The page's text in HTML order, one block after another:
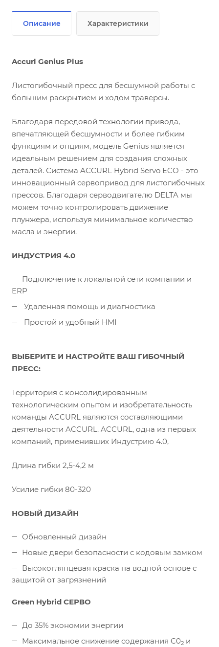
Описание Характеристики
Accurl Genius Plus
Листогибочный пресс для бесшумной работы с
большим раскрытием и ходом траверсы.
Благодаря передовой технологии привода,
впечатляющей бесшумности и более гибким
функциям и опциям, модель Genius является
идеальным решением для создания сложных
деталей. Система ACCURL Hybrid Servo ECO - это
инновационный сервопривод для листогибочных
прессов. Благодаря серводвигателю DELTA мы
можем точно контролировать движение
плунжера, используя минимальное количество
масла и энергии.
ИНДУСТРИЯ 4.0
Подключение к локальной сети компании и
ERP
Удаленная помощь и диагностика
Простой и удобный HMI
ВЫБЕРИТЕ И НАСТРОЙТЕ ВАШ ГИБОЧНЫЙ
ПРЕСС:
Территория с консолидированным
технологическим опытом и изобретательность
команды ACCURL являются составляющими
деятельности ACCURL. ACCURL, одна из первых
компаний, применивших Индустрию 4.0,
Длина гибки 2,5-4,2 м
Усилие гибки 80-320
НОВЫЙ ДИЗАЙН
Обновленный дизайн
Новые двери безопасности с кодовым замком
Высокоглянцевая краска на водной основе с
защитой от загрязнений
Green Hybrid СЕРВО
До 35% экономии энергии
Максимальное снижение содержания C02 и